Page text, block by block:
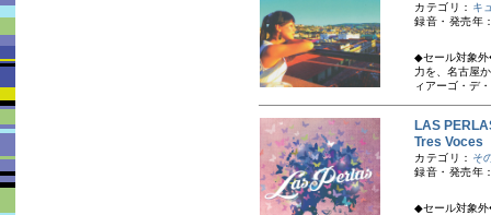
カテゴリ： キ
録音・発売年
◆セール対象外
力を、名古屋
ィアーゴ・デ
LAS
Tres Voces
カテゴリ： そ
録音・発売年
◆セール対象外